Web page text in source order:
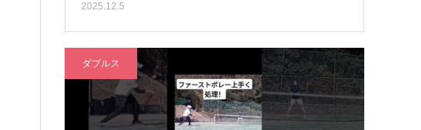
2025.12.5
ダブルス